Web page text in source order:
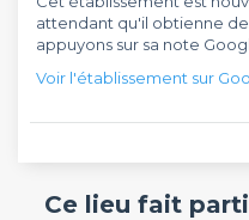
attendant qu'il obtienne
appuyons sur sa note
Voir l'établissement sur
Ce lieu fait